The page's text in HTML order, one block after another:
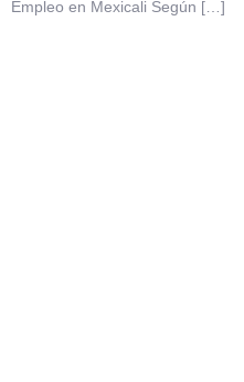
Empleo en Mexicali Según […]